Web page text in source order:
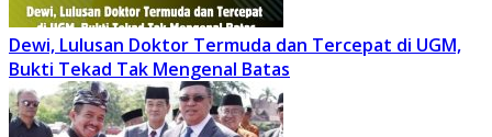
Dewi, Lulusan Doktor Termuda dan Tercepat di UGM,
Bukti Tekad Tak Mengenal Batas